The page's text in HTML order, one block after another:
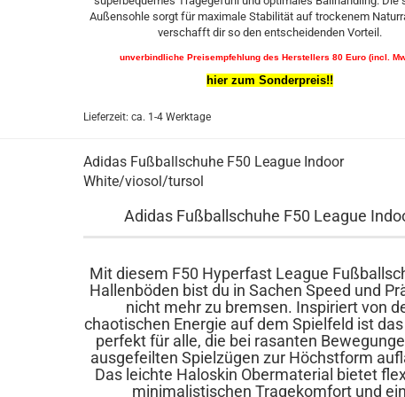
Außensohle sorgt für maximale Stabilität auf trockenem
verschafft dir so den entscheidenden Vorteil.
unverbindliche Preisempfehlung des Herstellers 80 Euro (incl.
hier zum Sonderpreis!!
Lieferzeit: ca. 1-4 Werktage
Adidas Fußballschuhe F50 League Indoor
White/viosol/tursol
Adidas Fußballschuhe F50 League
Mit diesem F50 Hyperfast League
Hallenböden bist du in Sachen Speed und
nicht mehr zu bremsen. Inspiriert von
chaotischen Energie auf dem Spielfeld ist das
perfekt für alle, die bei rasanten
ausgefeilten Spielzügen zur Höchstform
Das leichte Haloskin Obermaterial bietet
minimalistischen Tragekomfort und ein